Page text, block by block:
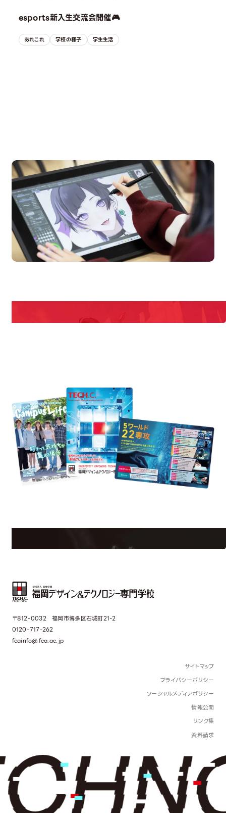
esports新入生交流会開催🎮
あれこれ 学校の様子 学生生活
Campus
Information
〒812-0032 福岡市博多区石城町21-2
0120-717-262
fcainfo@fca.ac.jp
サイトマップ
プライバシーポリシー
ソーシャルメディアポリシー
情報公開
リンク集
資料請求